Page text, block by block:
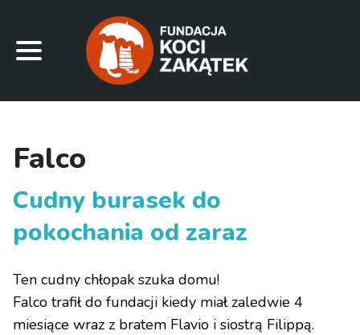
Falco
Cudny burasek do
pokochania od zaraz
Ten cudny chłopak szuka domu!
Falco trafił do fundacji kiedy miał zaledwie 4
miesiące wraz z bratem Flavio i siostrą Filippą.